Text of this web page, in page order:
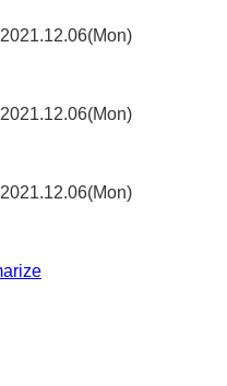
2021.12.06(Mon)
2021.12.06(Mon)
2021.12.06(Mon)